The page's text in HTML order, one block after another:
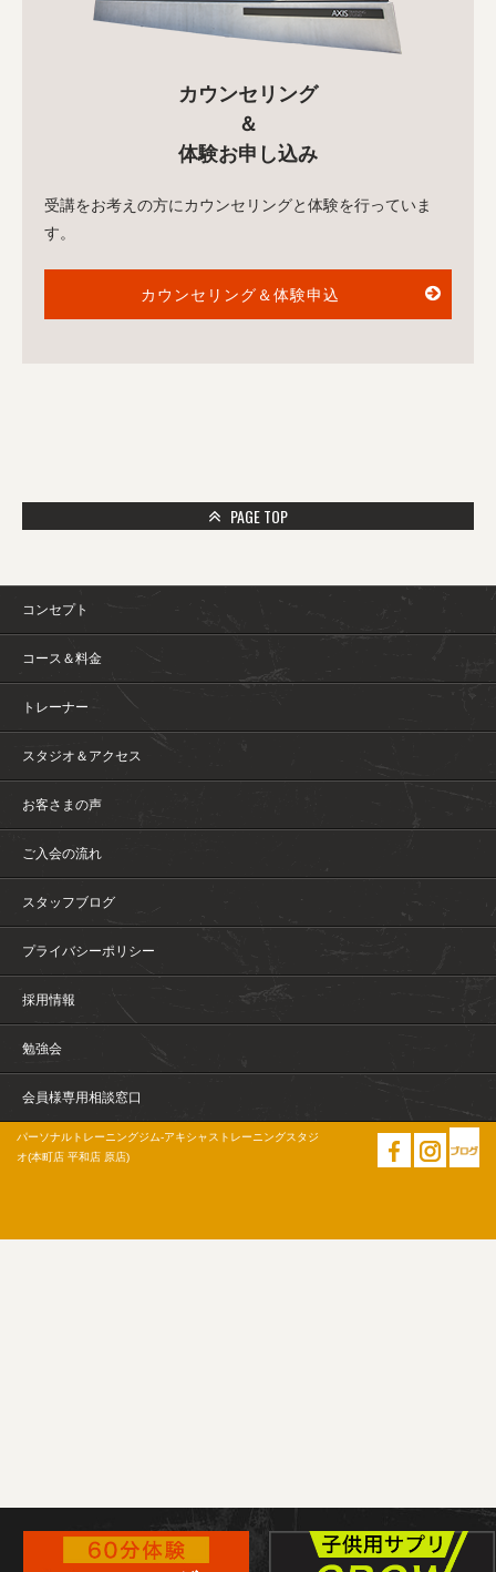
カウンセリング
＆
体験お申し込み
受講をお考えの方にカウンセリングと体験を行っていま
す。
カウンセリング＆体験申込
PAGE TOP
コンセプト
コース＆料金
トレーナー
スタジオ＆アクセス
お客さまの声
ご入会の流れ
スタッフブログ
プライバシーポリシー
採用情報
勉強会
会員様専用相談窓口
パーソナルトレーニングジム-アキシャストレーニングスタジ
オ(本町店 平和店 原店)